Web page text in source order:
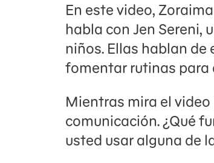
En este video,
habla con Jen Sereni,
niños. Ellas hablan
fomentar rutinas para
Mientras mira el
comunicación. ¿Qué
usted usar alguna de